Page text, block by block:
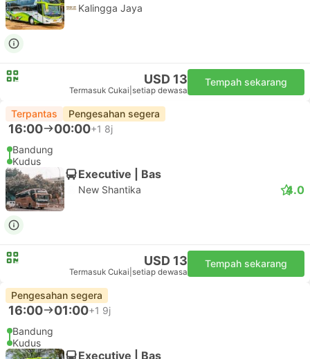
Kalingga Jaya
USD 13
Termasuk Cukai setiap dewasa
Tempah sekarang
Terpantas Pengesahan segera
16:00 00:00+1 8j
Bandung
Kudus
Executive | Bas
New Shantika 4.0
USD 13
Termasuk Cukai setiap dewasa
Tempah sekarang
Pengesahan segera
16:00 01:00+1 9j
Bandung
Kudus
Executive | Bas